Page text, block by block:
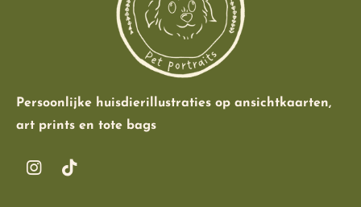
Persoonlijke huisdierillustraties op ansichtkaarten,
art prints en tote bags
I
T